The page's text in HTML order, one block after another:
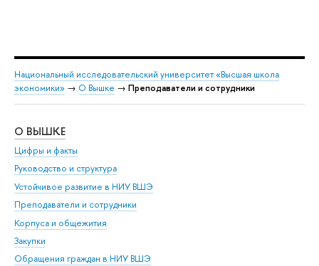
Национальный исследовательский университет «Высшая школа
экономики» → О Вышке → Преподаватели и сотрудники
О ВЫШКЕ
Цифры и факты
Руководство и структура
Устойчивое развитие в НИУ ВШЭ
Преподаватели и сотрудники
Корпуса и общежития
Закупки
Обращения граждан в НИУ ВШЭ